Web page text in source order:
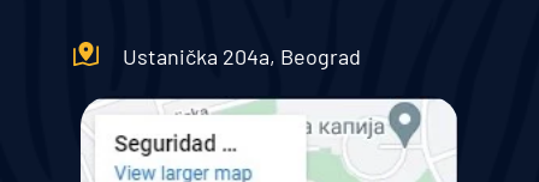
Ustanička 204a, Beograd